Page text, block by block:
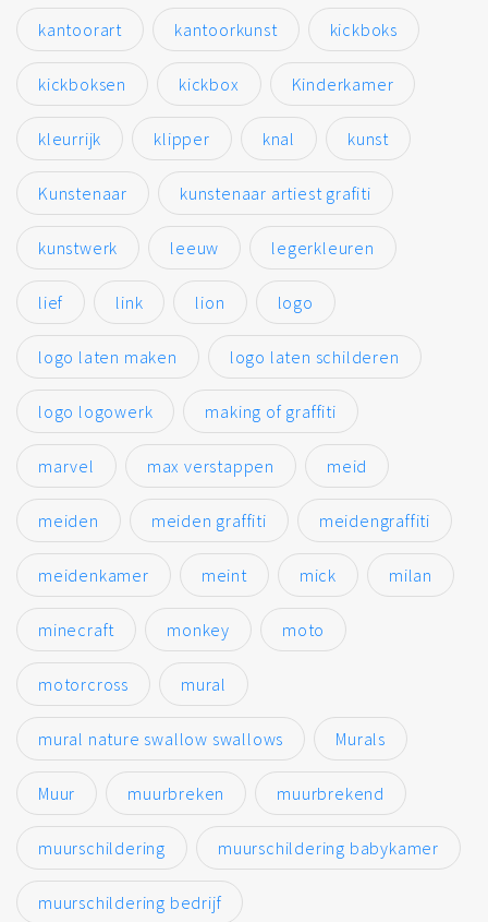
kantoorart kantoorkunst kickboks
kickboksen kickbox Kinderkamer
kleurrijk klipper knal kunst
Kunstenaar kunstenaar artiest grafiti
kunstwerk leeuw legerkleuren
lief link lion logo
logo laten maken logo laten schilderen
logo logowerk making of graffiti
marvel max verstappen meid
meiden meiden graffiti meidengraffiti
meidenkamer meint mick milan
minecraft monkey moto
motorcross mural
mural nature swallow swallows Murals
Muur muurbreken muurbrekend
muurschildering muurschildering babykamer
muurschildering bedrijf